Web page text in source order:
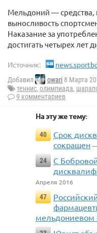
Мельдоний —
выносливость
Наказание за
достигать четырех лет
Источник:
Добавил owari 8 Марта
теннис, олимпиада,
9 комментариев
На эту же тему:
40
Срок
сокращен
24
С
Апреля 2016
47
мельдониевом